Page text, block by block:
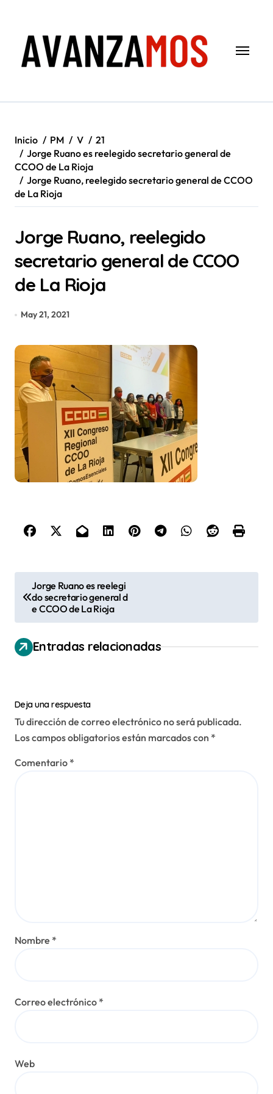
contenido
Inicio PM V
21
Jorge Ruano es reelegido secretario general de
CCOO de La Rioja
Jorge Ruano, reelegido secretario general de CCOO
de La Rioja
Jorge Ruano, reelegido
secretario general de CCOO
de La Rioja
May 21, 2021
a
v
e
g
c
i
ó
n
a
Jorge Ruano es reelegi
do secretario general d
e CCOO de La Rioja
Entradas relacionadas
Deja una respuesta
Tu dirección de correo electrónico no será publicada.
Los campos obligatorios están marcados con *
Comentario *
Nombre *
Correo electrónico *
Web